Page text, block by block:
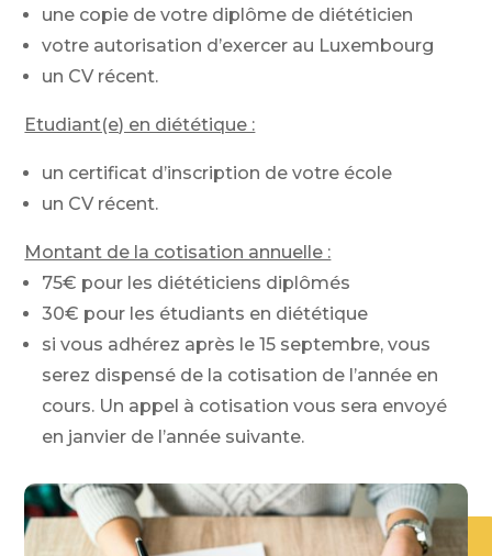
une copie de votre diplôme de diététicien
votre autorisation d’exercer au Luxembourg
un CV récent.
Etudiant(e) en diététique :
un certificat d’inscription de votre école
un CV récent.
Montant de la cotisation annuelle :
75€ pour les diététiciens diplômés
30€ pour les étudiants en diététique
si vous adhérez après le 15 septembre, vous
serez dispensé de la cotisation de l’année en
cours. Un appel à cotisation vous sera envoyé
en janvier de l’année suivante.